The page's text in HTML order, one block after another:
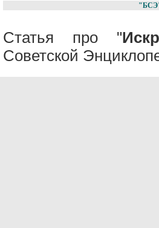
Статья про "
Советской